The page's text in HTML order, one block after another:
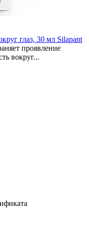
глаз, 30 мл Silapant
проявление
вокруг...